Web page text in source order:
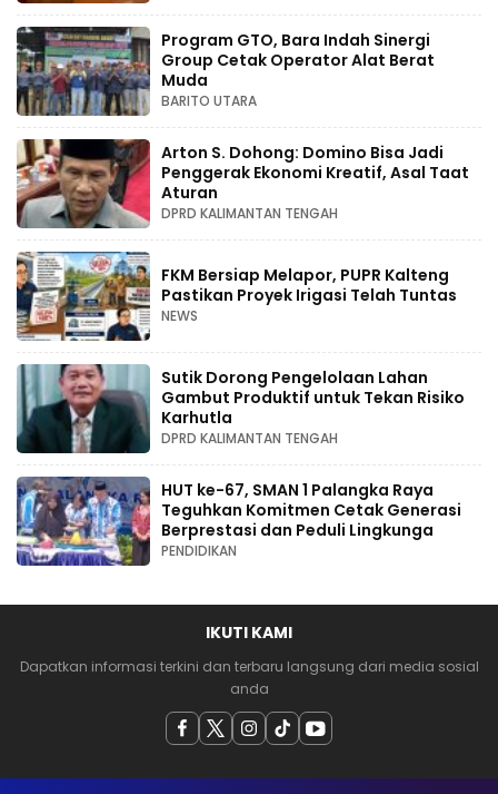
Program GTO, Bara Indah Sinergi
Group Cetak Operator Alat Berat
Muda
BARITO UTARA
Arton S. Dohong: Domino Bisa Jadi
Penggerak Ekonomi Kreatif, Asal Taat
Aturan
DPRD KALIMANTAN TENGAH
FKM Bersiap Melapor, PUPR Kalteng
Pastikan Proyek Irigasi Telah Tuntas
NEWS
Sutik Dorong Pengelolaan Lahan
Gambut Produktif untuk Tekan Risiko
Karhutla
DPRD KALIMANTAN TENGAH
HUT ke-67, SMAN 1 Palangka Raya
Teguhkan Komitmen Cetak Generasi
Berprestasi dan Peduli Lingkunga
PENDIDIKAN
IKUTI KAMI
Dapatkan informasi terkini dan terbaru langsung dari media sosial
anda